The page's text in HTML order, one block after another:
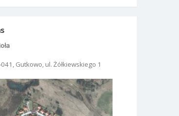
Gutkowo, ul. Żółkiewskiego 1